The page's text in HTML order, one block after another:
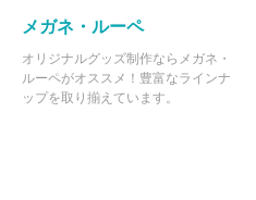
メガネ・ルーペ
オリジナルグッズ制作ならメガネ・
ルーペがオススメ！豊富なラインナ
ップを取り揃えています。